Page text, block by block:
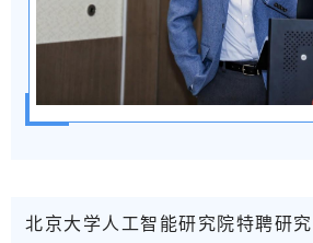
北京大学人工智能研究院特聘研